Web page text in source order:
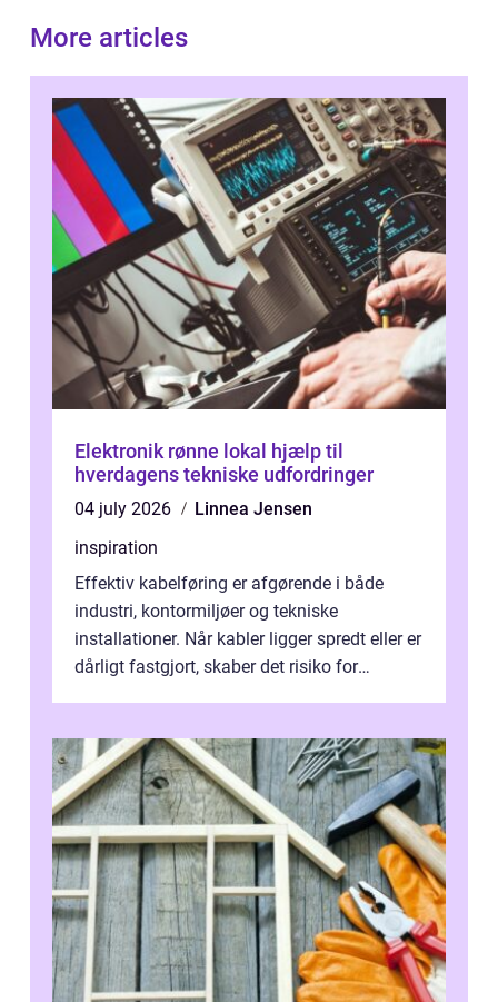
More articles
Elektronik rønne lokal hjælp til
hverdagens tekniske udfordringer
04 july 2026
Linnea Jensen
inspiration
Effektiv kabelføring er afgørende i både
industri, kontormiljøer og tekniske
installationer. Når kabler ligger spredt eller er
dårligt fastgjort, skaber det risiko for